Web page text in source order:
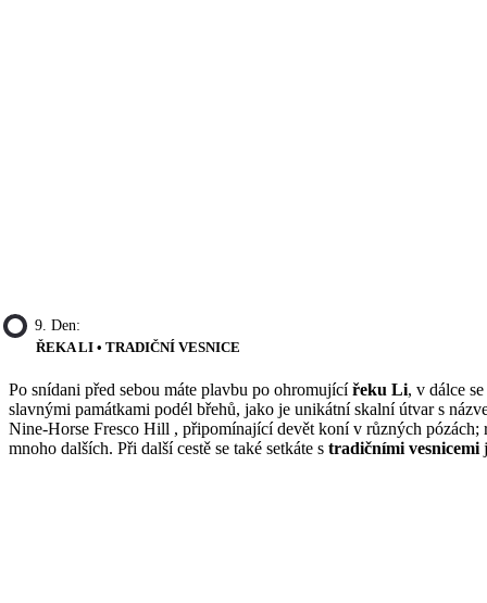
9. Den:
ŘEKA LI • TRADIČNÍ VESNICE
Po snídani před sebou máte plavbu po ohromujícířeku Li, v dálce
slavnými památkami podél břehů, jako je unikátní skalní útvar s
Nine-Horse Fresco Hill , připomínající devět koní v různých
mnoho dalších. Při další cestě se také setkáte s tradičními vesnicemi